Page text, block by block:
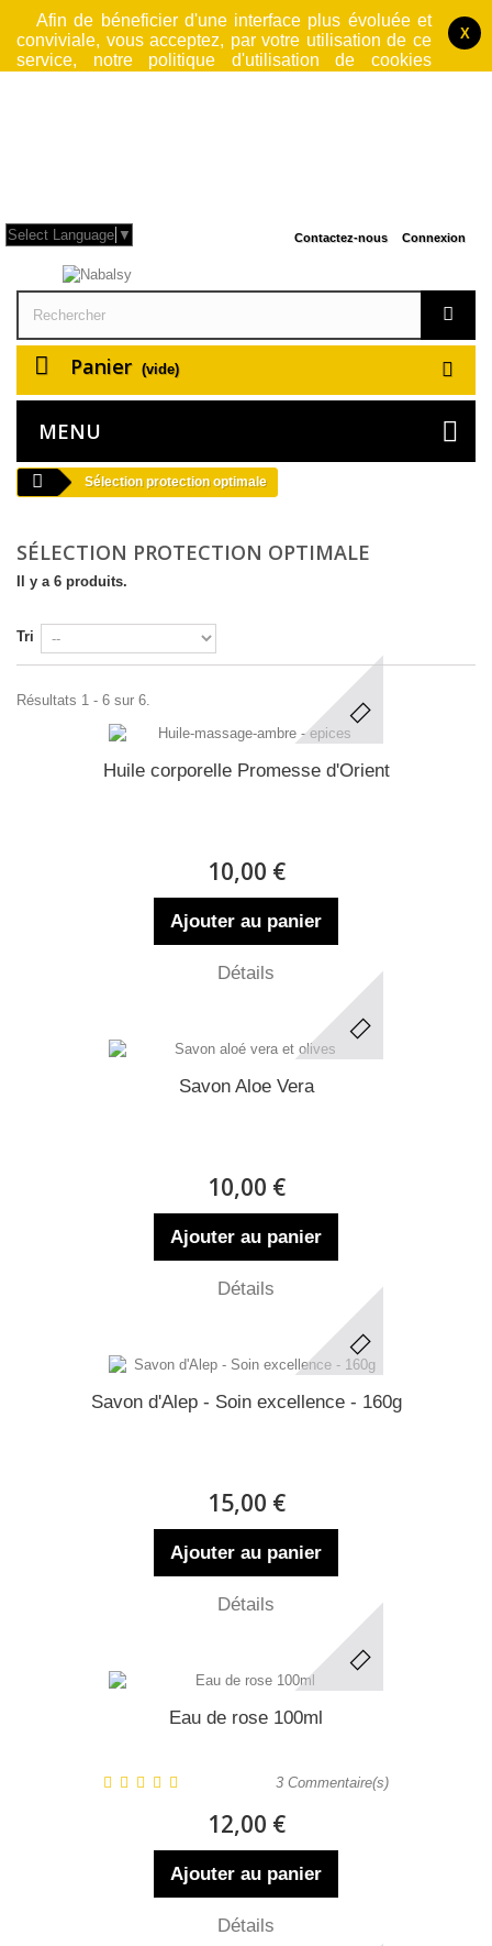
Afin de béneficier d'une interface plus évoluée et
conviviale, vous acceptez, par votre utilisation de ce
service, notre politique d'utilisation de cookies
X
Connexion
Contactez-nous
Panier (vide)
MENU
Select Language ▼
Sélection protection optimale
SÉLECTION PROTECTION OPTIMALE
Il y a 6 produits.
Tri
Résultats 1 - 6 sur 6.
Huile corporelle Promesse d'Orient
10,00 €
Ajouter au panier
Détails
Savon Aloe Vera
10,00 €
Ajouter au panier
Détails
Savon d'Alep - Soin excellence - 160g
15,00 €
Ajouter au panier
Détails
Eau de rose 100ml
3 Commentaire(s)
12,00 €
Ajouter au panier
Détails